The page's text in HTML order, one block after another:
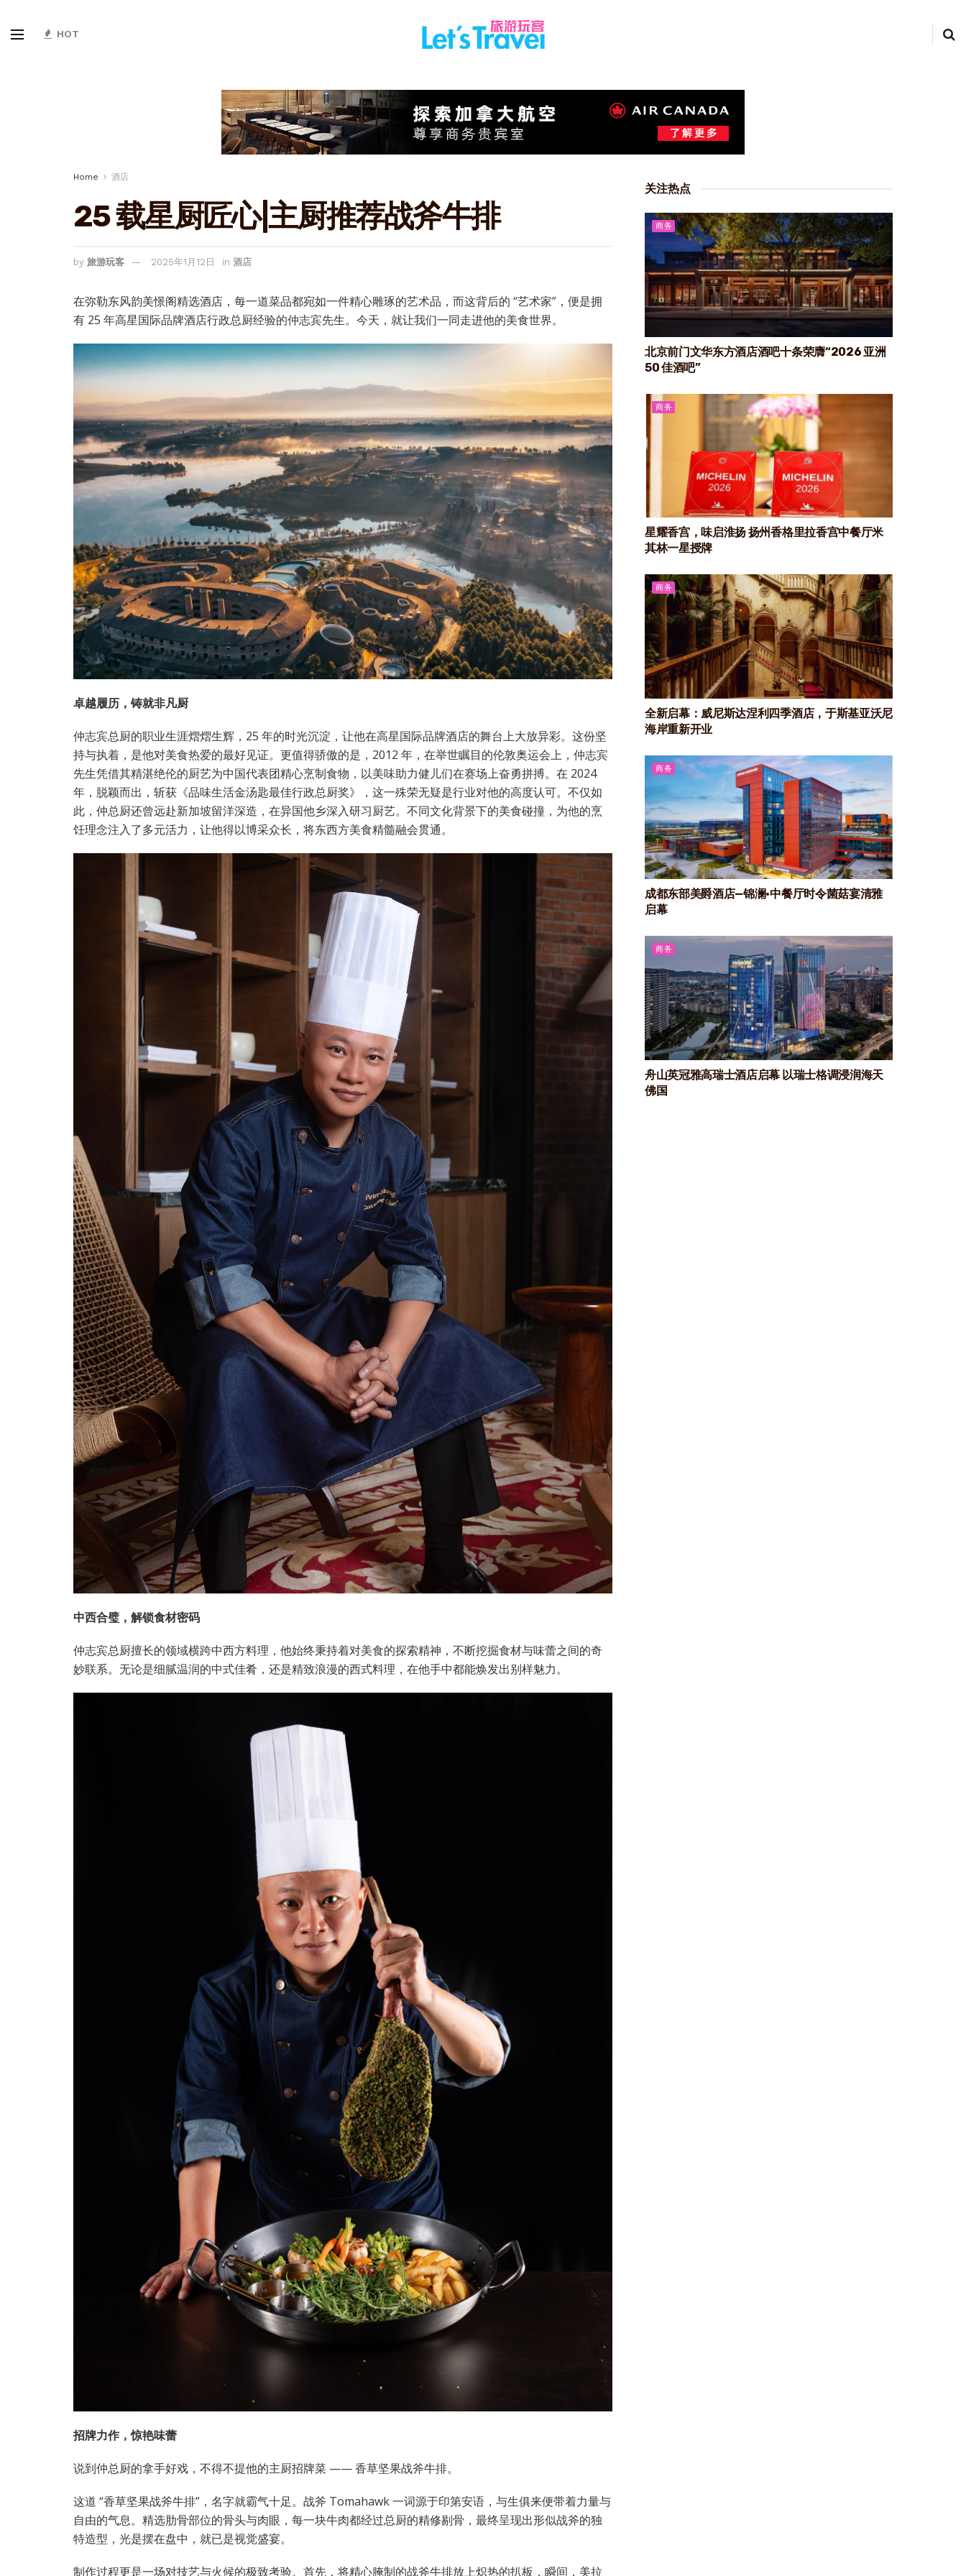
HOT
Home 酒店
25 载星厨匠心|主厨推荐战斧牛排
by 旅游玩客 2025年1月12日 in 酒店
在弥勒东风韵美憬阁精选酒店，每一道菜品都宛如一件精心雕琢的艺术品，而这背后的 “艺术家”，便是拥
有 25 年高星国际品牌酒店行政总厨经验的仲志宾先生。今天，就让我们一同走进他的美食世界。
卓越履历，铸就非凡厨
仲志宾总厨的职业生涯熠熠生辉，25 年的时光沉淀，让他在高星国际品牌酒店的舞台上大放异彩。这份坚
持与执着，是他对美食热爱的最好见证。更值得骄傲的是，2012 年，在举世瞩目的伦敦奥运会上，仲志宾
先生凭借其精湛绝伦的厨艺为中国代表团精心烹制食物，以美味助力健儿们在赛场上奋勇拼搏。在 2024
年，脱颖而出，斩获《品味生活金汤匙最佳行政总厨奖》，这一殊荣无疑是行业对他的高度认可。不仅如
此，仲总厨还曾远赴新加坡留洋深造，在异国他乡深入研习厨艺。不同文化背景下的美食碰撞，为他的烹
饪理念注入了多元活力，让他得以博采众长，将东西方美食精髓融会贯通。
中西合璧，解锁食材密码
仲志宾总厨擅长的领域横跨中西方料理，他始终秉持着对美食的探索精神，不断挖掘食材与味蕾之间的奇
妙联系。无论是细腻温润的中式佳肴，还是精致浪漫的西式料理，在他手中都能焕发出别样魅力。
招牌力作，惊艳味蕾
说到仲总厨的拿手好戏，不得不提他的主厨招牌菜 —— 香草坚果战斧牛排。
这道 “香草坚果战斧牛排”，名字就霸气十足。战斧 Tomahawk 一词源于印第安语，与生俱来便带着力量与
自由的气息。精选肋骨部位的骨头与肉眼，每一块牛肉都经过总厨的精修剔骨，最终呈现出形似战斧的独
特造型，光是摆在盘中，就已是视觉盛宴。
制作过程更是一场对技艺与火候的极致考验。首先，将精心腌制的战斧牛排放上炽热的扒板，瞬间，美拉
关注热点
商务
北京前门文华东方酒店酒吧十条荣膺“2026 亚洲
50 佳酒吧”
商务
星耀香宫，味启淮扬 扬州香格里拉香宫中餐厅米
其林一星授牌
商务
全新启幕：威尼斯达涅利四季酒店，于斯基亚沃尼
海岸重新开业
商务
成都东部美爵酒店—锦澜·中餐厅时令菌菇宴清雅
启幕
商务
舟山英冠雅高瑞士酒店启幕 以瑞士格调浸润海天
佛国